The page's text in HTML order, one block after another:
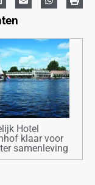
Hotel
klaar voor
samenleving